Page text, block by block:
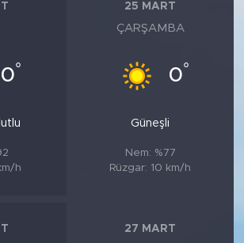
0°
h
25 MART
ÇARŞAMBA
0°
Güneşli
Nem: %77
Rüzgar: 10 km/h
27 MART